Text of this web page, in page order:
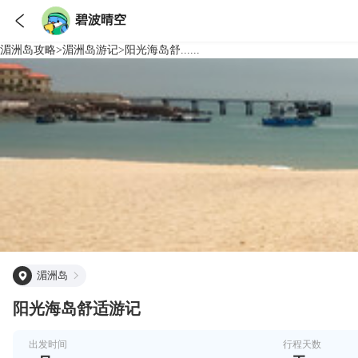
 碧波晴空
湄洲岛攻略>湄洲岛游记> 阳光海岛舒......
湄洲岛
阳光海岛舒适游记
出发时间 行程天数